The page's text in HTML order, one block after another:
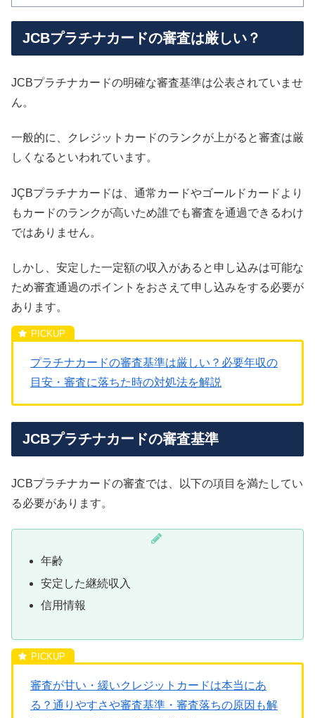
JCBプラチナカードの審査は厳しい？
JCBプラチナカードの明確な審査基準は公表されていませ
ん。
一般的に、クレジットカードのランクが上がると審査は厳
しくなるといわれています。
JÇBプラチナカードは、通常カードやゴールドカードより
もカードのランクが高いため誰でも審査を通過できるわけ
ではありません。
しかし、安定した一定額の収入があると申し込みは可能な
ため審査通過のポイントをおさえて申し込みをする必要が
あります。
プラチナカードの審査基準は厳しい？必要年収の
目安・審査に落ちた時の対処法を解説
JCBプラチナカードの審査基準
JCBプラチナカードの審査では、以下の項目を満たしてい
る必要があります。
年齢
安定した継続収入
信用情報
審査が甘い・緩いクレジットカードは本当にあ
る？通りやすさや審査基準・審査落ちの原因も解